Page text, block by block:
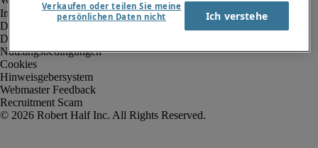
Impressum
Datenschutz
Datenschutz Arbeitnehmer/Zeitarbeitskräfte
Nutzungsbedingungen
Cookies
Hinweisgebersystem
Webmaster Feedback
Recruitment Scam
Verkaufen oder teilen Sie meine
persönlichen Daten nicht
Ich verstehe